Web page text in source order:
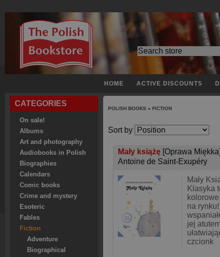
HOME ACTIVE DISCOUNTS
CATEGORIES
On sale!
Albums
Art and photography
Audiobooks in Polish
Biographies
Calendars
Comic books
Crime and mystery
Esoteric
Fables
Fiction
Adventure
Biographical
POLISH BOOKS » FICTION
Sort by
Mały książę [Oprawa
Antoine de Saint-Exupéry
Mały
Klasyka
na
jej
czcionk